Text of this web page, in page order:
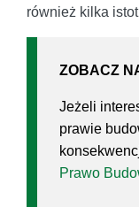
również kilka
ZOBACZ
Jeżeli
prawie
Prawo